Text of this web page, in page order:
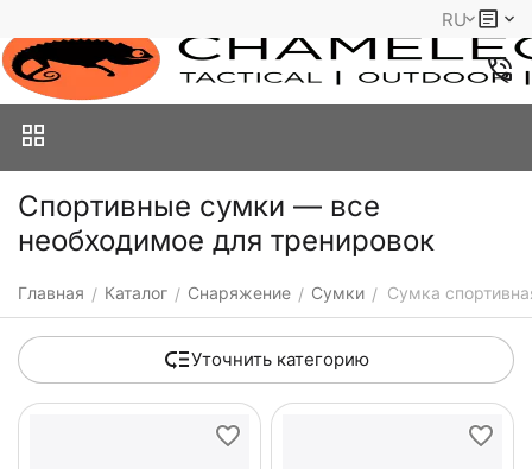
RU
Спортивные сумки — все
необходимое для тренировок
Главная / Каталог / Снаряжение / Сумки / Сумка
Уточнить категорию